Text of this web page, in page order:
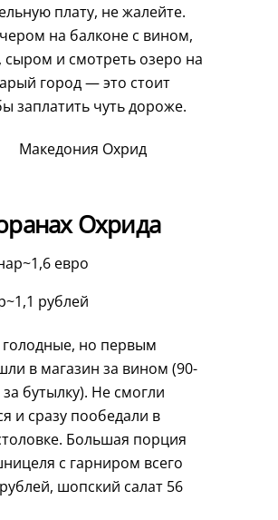
плату, не жалейте.
на балконе с вином,
сыром и смотреть озеро на
город — это стоит
заплатить чуть дороже.
Охрида
евро
рублей
но первым
в магазин за вином (90-
бутылку). Не смогли
и сразу пообедали в
Большая порция
с гарниром всего
шопский салат 56